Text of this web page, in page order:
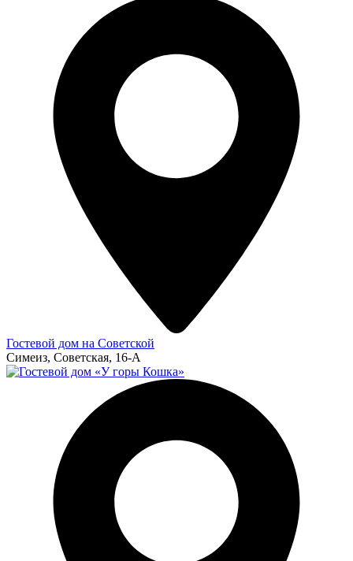
Гостевой дом на Советской
Симеиз, Советская, 16-А